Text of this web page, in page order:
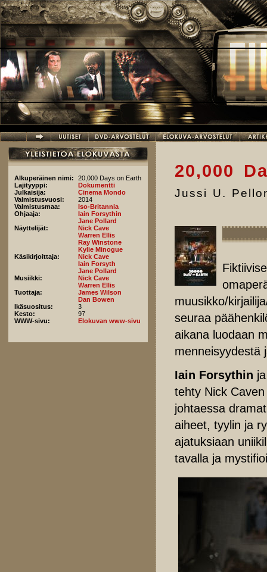
Hyppää pääsisältöön
Alkuperäinen nimi:
20,000 Days on Earth
Lajityyppi:
Dokumentti
Julkaisija:
Cinema Mondo
Valmistusvuosi:
2014
Valmistusmaa:
Iso-Britannia
Ohjaaja:
Iain Forsythin
Jane Pollard
Näyttelijät:
Nick Cave
Warren Ellis
Ray Winstone
Kylie Minogue
Käsikirjoittaja:
Nick Cave
Iain Forsyth
Jane Pollard
Musiikki:
Nick Cave
Warren Ellis
Tuottaja:
James Wilson
Dan Bowen
Ikäsuositus:
3
Kesto:
97
WWW-sivu:
Elokuvan www-sivu
20,000
Jussi U.
muusikko/
seuraa
aikana luodaan
menneisyydestä
Iain Forsythin
tehty Nick
johtaessa
aiheet, tyylin ja
ajatuksiaan
tavalla ja